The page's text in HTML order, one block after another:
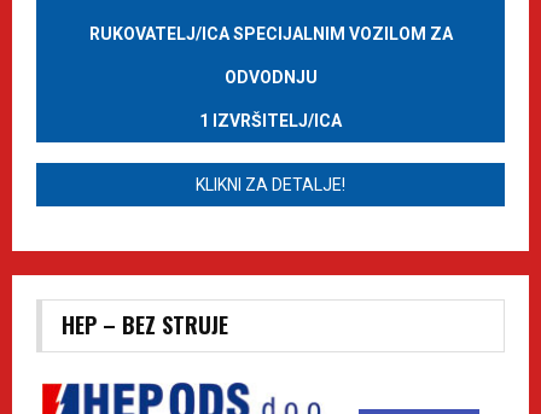
RUKOVATELJ/ICA SPECIJALNIM VOZILOM ZA
ODVODNJU
1 IZVRŠITELJ/ICA
KLIKNI ZA DETALJE!
HEP – BEZ STRUJE